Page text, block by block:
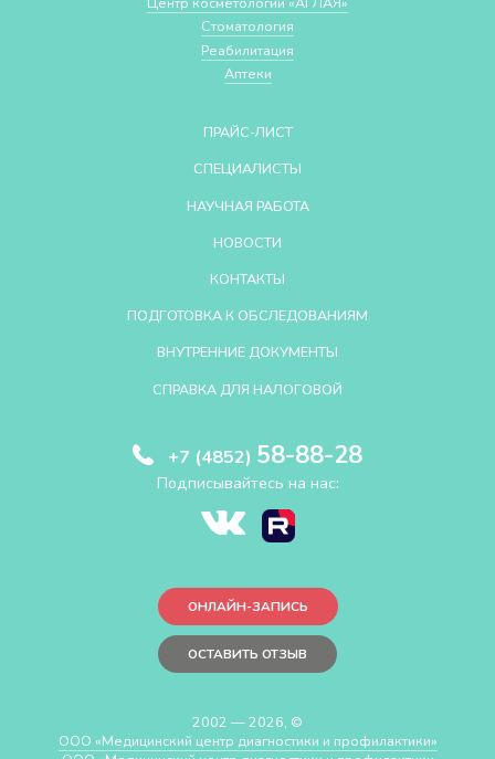
Стоматология
Реабилитация
Аптеки
ПРАЙС-ЛИСТ
СПЕЦИАЛИСТЫ
НАУЧНАЯ РАБОТА
НОВОСТИ
КОНТАКТЫ
ПОДГОТОВКА К ОБСЛЕДОВАНИЯМ
ВНУТРЕННИЕ ДОКУМЕНТЫ
СПРАВКА ДЛЯ НАЛОГОВОЙ
+7 (4852) 58-88-28
Подписывайтесь на нас:
ОНЛАЙН-ЗАПИСЬ
ОСТАВИТЬ ОТЗЫВ
2002 — 2026, ©
ООО «Медицинский центр диагностики и профилактики»